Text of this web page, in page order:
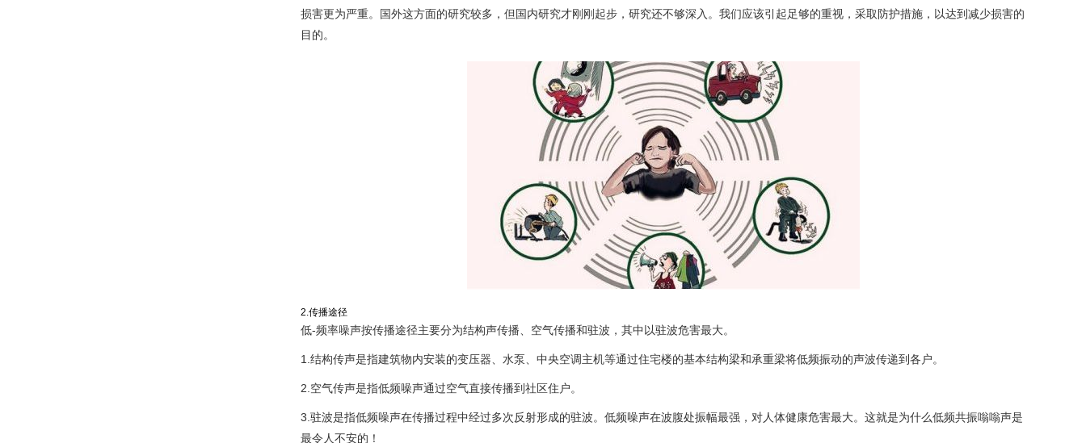
损害更为严重。国外这方面的研究较多，但国内研究才刚刚起步，研究还不够深入。我们应该引起足够的重视，采取防护措施，以达到减少损害的
目的。
2.传播途径
低-频率噪声按传播途径主要分为结构声传播、空气传播和驻波，其中以驻波危害最大。
1.结构传声是指建筑物内安装的变压器、水泵、中央空调主机等通过住宅楼的基本结构梁和承重梁将低频振动的声波传递到各户。
2.空气传声是指低频噪声通过空气直接传播到社区住户。
3.驻波是指低频噪声在传播过程中经过多次反射形成的驻波。低频噪声在波腹处振幅最强，对人体健康危害最大。这就是为什么低频共振嗡嗡声是
最令人不安的！